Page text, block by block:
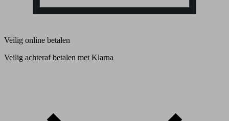
Veilig online betalen
Veilig achteraf betalen met Klarna